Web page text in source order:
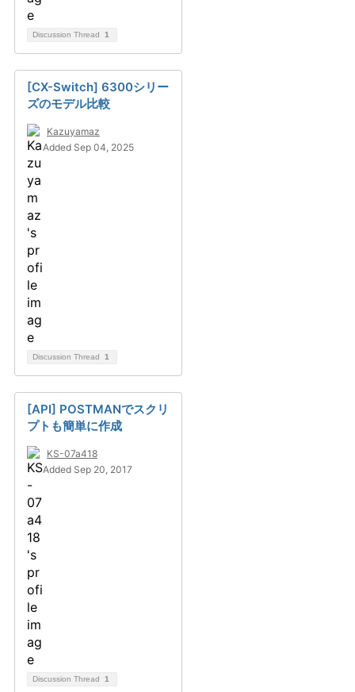
Discussion Thread 1
[CX-Switch] 6300シリー
ズのモデル比較
Kazuyamaz
Added Sep 04, 2025
Discussion Thread 1
[API] POSTMANでスクリ
プトも簡単に作成
KS-07a418
Added Sep 20, 2017
Discussion Thread 1